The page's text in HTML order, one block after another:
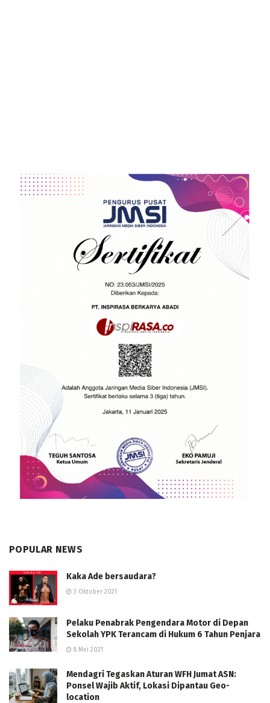
POPULAR NEWS
Kaka Ade bersaudara?
3 Oktober 2021
Pelaku Penabrak Pengendara Motor di Depan
Sekolah YPK Terancam di Hukum 6 Tahun Penjara
8 Mei 2021
Mendagri Tegaskan Aturan WFH Jumat ASN:
Ponsel Wajib Aktif, Lokasi Dipantau Geo-
location